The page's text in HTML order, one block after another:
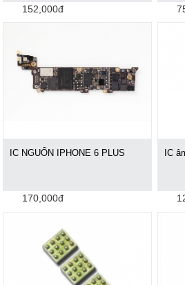
152,000đ
IC NGUỔN IPHONE 6 PLUS
170,000đ
IC